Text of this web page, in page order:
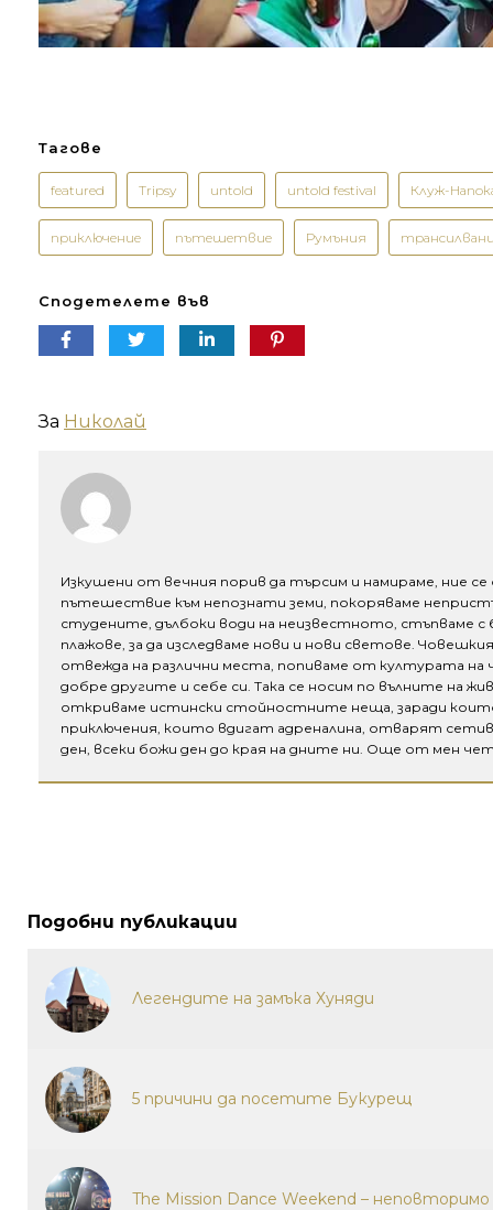
Тагове
featured Tripsy untold untold festival Клуж-
приключение пътешетвие Румъния
Сподетелете във
За Николай
Изкушени от вечния порив да търсим и намираме, ние
пътешествие към непознати земи, покоряваме
студените, дълбоки води на неизвестното, стъпваме с
плажове, за да изследваме нови и нови светове.
отвежда на различни места, попиваме от културата на
добре другите и себе си. Така се носим по вълните на
откриваме истински стойностните неща, заради които
приключения, които вдигат адреналина, отварят
ден, всеки божи ден до края на дните ни. Още от мен
Подобни публикации
Легендите на замъка Хуняди
5 причини да посетите Букурещ
The Mission Dance Weekend –